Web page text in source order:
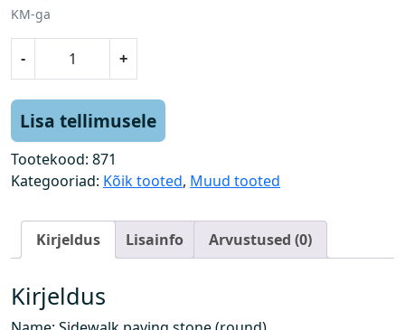
KM-ga
-
i
t
e
a
a
t
+
Lisa tellimusele
Tootekood: 871
Kategooriad: Kõik tooted, Muud tooted
Kirjeldus Lisainfo Arvustused (0)
Kirjeldus